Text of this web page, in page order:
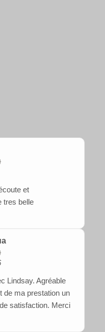
et
tres belle
Lindsay. Agréable
de ma prestation un
satisfaction. Merci